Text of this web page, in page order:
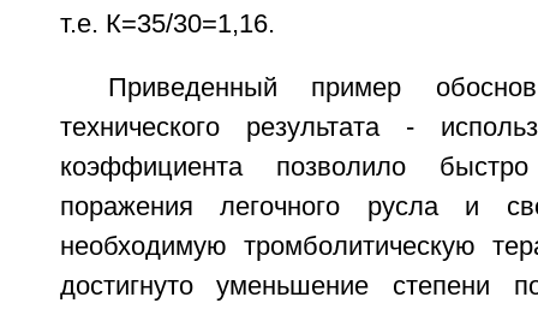
т.е. К=35/30=1,16.
Приведенный пример
технического результата -
коэффициента позволило
поражения легочного русла и
необходимую тромболитическую
достигнуто уменьшение степени